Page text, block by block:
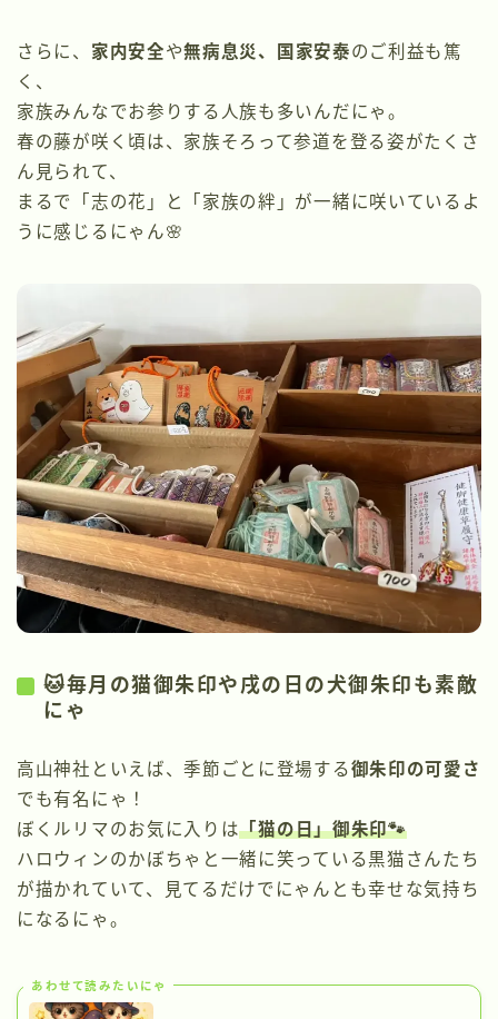
さらに、 家内安全や無病息災、国家安泰のご利益も篤
く、
家族みんなでお参りする人族も多いんだにゃ。
春の藤が咲く頃は、家族そろって参道を登る姿がたくさ
ん見られて、
まるで「志の花」と「家族の絆」が一緒に咲いているよ
うに感じるにゃん🌸
🐱毎月の猫御朱印や戌の日の犬御朱印も素敵
にゃ
高山神社といえば、季節ごとに登場する御朱印の可愛さ
でも有名にゃ！
ぼくルリマのお気に入りは「猫の日」御朱印🐾
ハロウィンのかぼちゃと一緒に笑っている黒猫さんたち
が描かれていて、見てるだけでにゃんとも幸せな気持ち
になるにゃ。
あわせて読みたいにゃ